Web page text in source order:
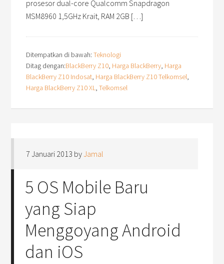
prosesor dual-core Qualcomm Snapdragon
MSM8960 1,5GHz Krait, RAM 2GB […]
Ditempatkan di bawah:Teknologi
Ditag dengan:BlackBerry Z10, Harga BlackBerry, Harga
BlackBerry Z10 Indosat, Harga BlackBerry Z10 Telkomsel,
Harga BlackBerry Z10 XL,Telkomsel
7 Januari 2013 byJamal
5 OS Mobile Baru
yang Siap
Menggoyang Android
dan iOS